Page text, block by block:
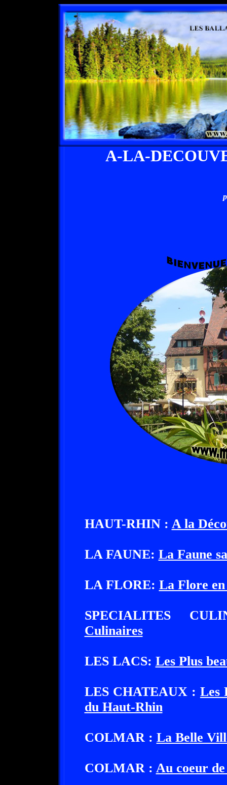
A-LA-
HAUT-RHIN : A la
LA FAUNE: La Faune
LA FLORE: La Flore en
SPECIALITES
Culinaires
LES LACS: Les Plus
LES CHATEAUX : Les
du Haut-Rhin
COLMAR : La Belle
COLMAR : Au coeur